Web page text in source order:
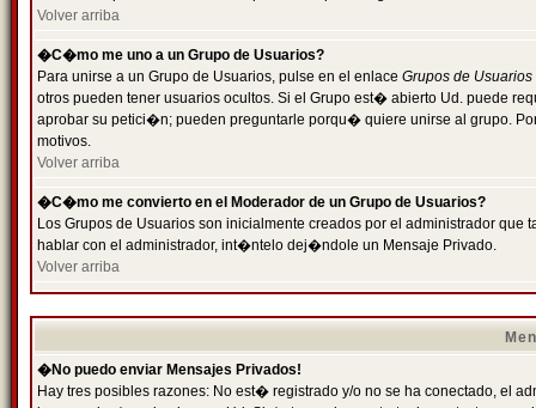
Volver arriba
�C�mo me uno a un Grupo de Usuarios?
Para unirse a un Grupo de Usuarios, pulse en el enlace Grupos de Usuarios
otros pueden tener usuarios ocultos. Si el Grupo est� abierto Ud. puede
aprobar su petici�n; pueden preguntarle porqu� quiere unirse al grupo.
motivos.
Volver arriba
�C�mo me convierto en el Moderador de un Grupo de Usuarios?
Los Grupos de Usuarios son inicialmente creados por el administrador
hablar con el administrador, int�ntelo dej�ndole un Mensaje Privado.
Volver arriba
�No puedo enviar Mensajes Privados!
Hay tres posibles razones: No est� registrado y/o no se ha conectado, el